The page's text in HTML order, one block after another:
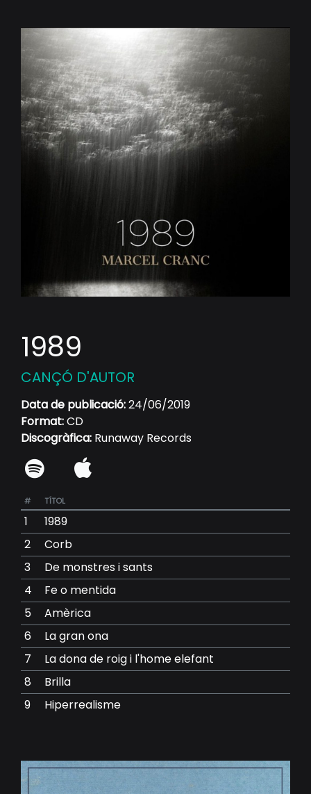
1989
CANÇÓ D'AUTOR
Data de publicació:24/06/2019
Format:CD
Discogràfica: Runaway Records
# TÍTOL
1
1989
2
Corb
3
De monstres i sants
4
Fe o mentida
5
Amèrica
6
La gran ona
7
La dona de roig i l'home elefant
8
Brilla
9
Hiperrealisme